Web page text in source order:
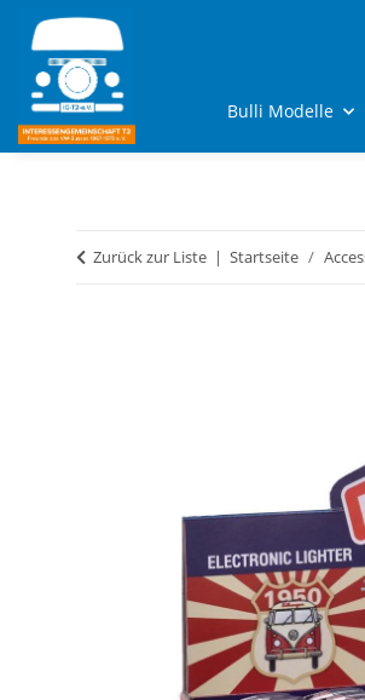
Bulli Modelle
Zurück zur Liste Startseite